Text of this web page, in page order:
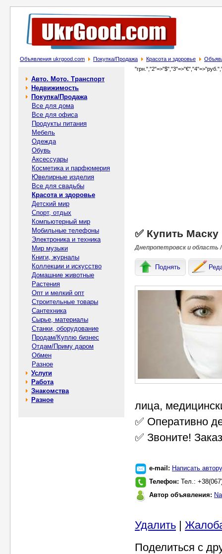
Объявления ukrgood.com Покупка/Продажа Красота и здоровье
Авто. Мото. Транспорт
Недвижимость
Покупка/Продажа
Все для дома
Все для офиса
Продукты питания
Мебель
Одежда
Обувь
Аксессуары
Косметика и парфюмерия
Ювелирные изделия
Все для свадьбы
Красота и здоровье
Детский мир
Спорт, отдых
Компьютерный мир
Мобильные телефоны
Электроника и техника
Мир музыки
Книги, журналы
Коллекции и искусство
Домашние животные
Растения
Опт и мелкий опт
Строительные товары
Сантехника
Сырье, материалы
Станки, оборудование
Продам/Куплю бизнес
Отдам/Приму даром
Обмен
Разное
Услуги
Работа
Знакомства
Разное
✅ Купить
Днепропетровск и область
Поднять
лица,
✅ Оперативно
✅ Звоните!
e-mail: Написать автору
Телефон: Тел.:
Автор объявления:
Удалить |
Поделиться с